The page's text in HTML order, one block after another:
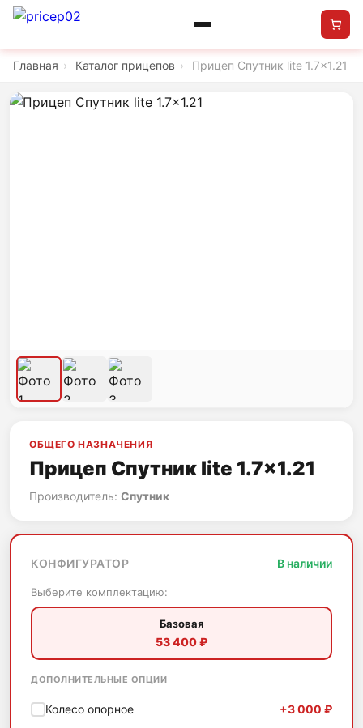
Главная › Каталог прицепов › Прицеп Спутник lite 1.7x1.21
ОБЩЕГО НАЗНАЧЕНИЯ
Прицеп Спутник lite 1.7x1.21
Производитель: Спутник
КОНФИГУРАТОР В наличии
Выберите комплектацию:
Базовая
53 400 ₽
ДОПОЛНИТЕЛЬНЫЕ ОПЦИИ
Колесо опорное +3 000 ₽